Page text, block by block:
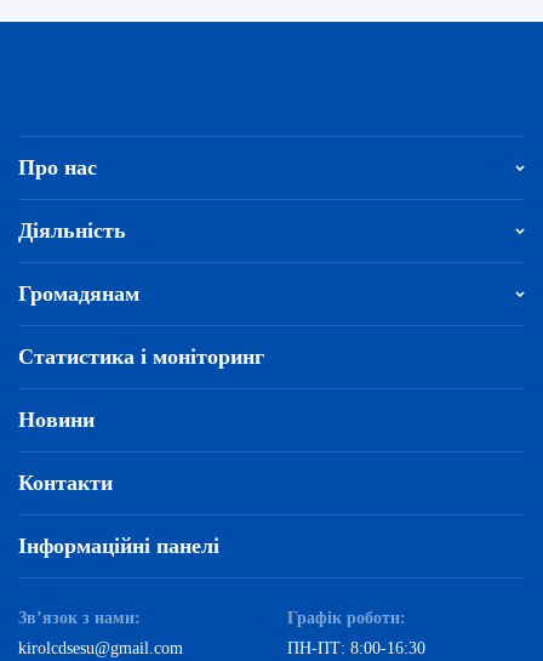
Про нас
Діяльність
Громадянам
Статистика і моніторинг
Новини
Контакти
Інформаційні панелі
Зв’язок з нами:
kirolcdsesu@gmail.com
Графік роботи:
ПН-ПТ: 8:00-16:30